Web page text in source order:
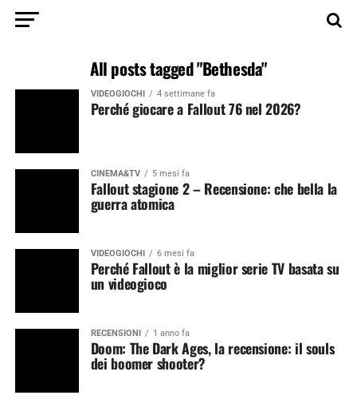
All posts tagged "Bethesda"
VIDEOGIOCHI 4 settimane fa
Perché giocare a Fallout 76 nel 2026?
CINEMA&TV 5 mesi fa
Fallout stagione 2 – Recensione: che bella la
guerra atomica
VIDEOGIOCHI 6 mesi fa
Perché Fallout è la miglior serie TV basata su
un videogioco
RECENSIONI 1 anno fa
Doom: The Dark Ages, la recensione: il souls
dei boomer shooter?